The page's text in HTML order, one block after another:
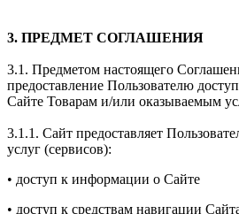
3. ПРЕДМЕТ СОГЛАШЕНИЯ
3.1. Предметом настоящего
предоставление Пользователю
Сайте Товарам и/или оказываемым
3.1.1. Сайт предоставляет
услуг (сервисов):
• доступ к информации о Сайте
• доступ к средствам навигации